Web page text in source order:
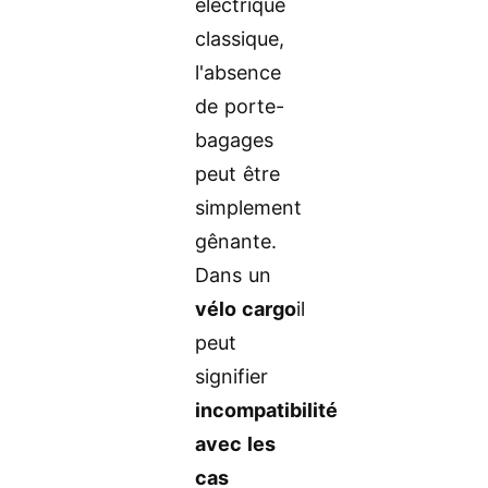
électrique
classique,
l'absence
de porte-
bagages
peut être
simplement
gênante.
Dans un
vélo cargoil
peut
signifier
incompatibilité
avec les
cas